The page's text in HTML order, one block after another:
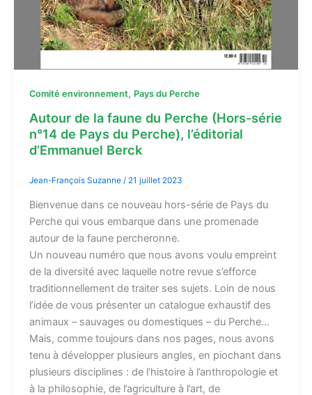
Comité environnement, Pays du Perche
Autour de la faune du Perche (Hors-série
n°14 de Pays du Perche), l’éditorial
d’Emmanuel Berck
Jean-François Suzanne / 21 juillet 2023
Bienvenue dans ce nouveau hors-série de Pays du
Perche qui vous embarque dans une promenade
autour de la faune percheronne.
Un nouveau numéro que nous avons voulu empreint
de la diversité avec laquelle notre revue s’efforce
traditionnellement de traiter ses sujets. Loin de nous
l’idée de vous présenter un catalogue exhaustif des
animaux – sauvages ou domestiques – du Perche…
Mais, comme toujours dans nos pages, nous avons
tenu à développer plusieurs angles, en piochant dans
plusieurs disciplines : de l’histoire à l’anthropologie et
à la philosophie, de l’agriculture à l’art, de